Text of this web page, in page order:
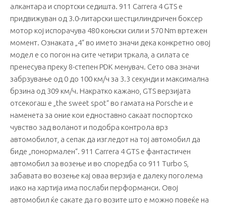
алкантара и спортски седишта. 911 Carrera 4 GTS е
придвижуван од 3.0-литарски шестцилиндричен боксер
мотор кој испорачува 480 коњски сили и 570 Nm вртежен
момент. Ознаката „4“ во името значи дека конкретно овој
модел е со погон на сите четири тркала, а силата се
пренесува преку 8-степен PDK менувач. Сето ова значи
забрзување од 0 до 100 км/ч за 3.3 секунди и максимална
брзина од 309 км/ч. Накратко кажано, GTS верзијата
отсекогаш е „the sweet spot“ во гамата на Porsche и е
наменета за оние кои едноставно сакаат поспортско
чувство зад воланот и подобра контрола врз
автомобилот, а сепак да изгледот на тој автомобил да
биде „понормален“. 911 Carrera 4 GTS е фантастичен
автомобил за возење и во споредба со 911 Turbo S,
забавата во возење кај оваа верзија е далеку поголема
иако на хартија има послаби перформанси. Овој
автомобил ќе сакате да го возите што е можно повеќе на